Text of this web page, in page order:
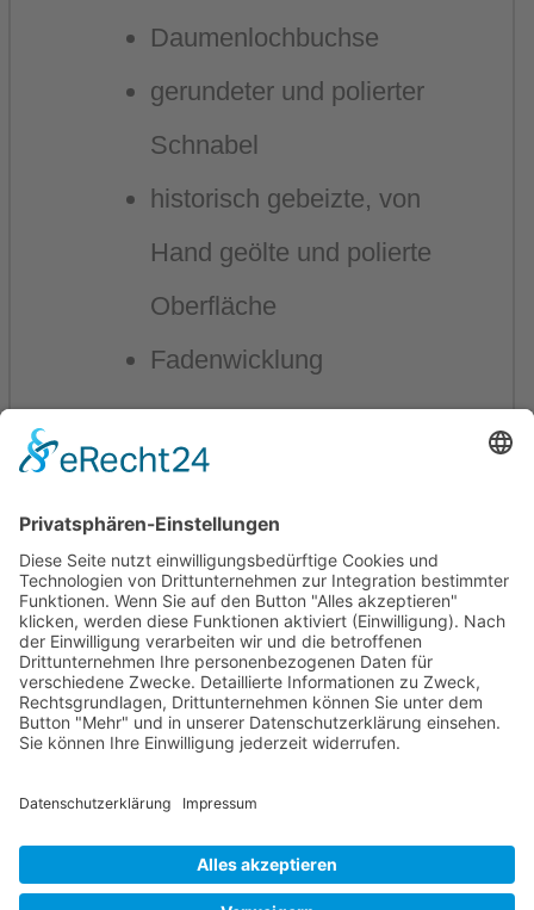
Daumenlochbuchse
gerundeter und polierter
Schnabel
historisch gebeizte, von
Hand geölte und polierte
Oberfläche
Fadenwicklung
Mollenhauer Adresse
Downloads
Weitere Seiten
Händlerbereich
© 1995–2026 Mollenhauer Blockflöten